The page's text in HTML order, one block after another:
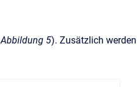
Abbildung 5). Zusätzlich